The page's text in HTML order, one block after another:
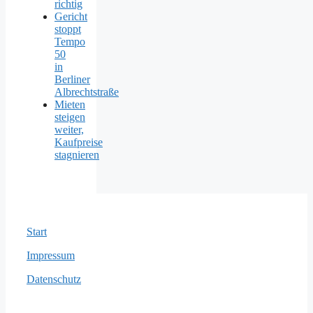
richtig
Gericht
stoppt
Tempo
50
in
Berliner
Albrechtstraße
Mieten
steigen
weiter,
Kaufpreise
stagnieren
Start
Impressum
Datenschutz